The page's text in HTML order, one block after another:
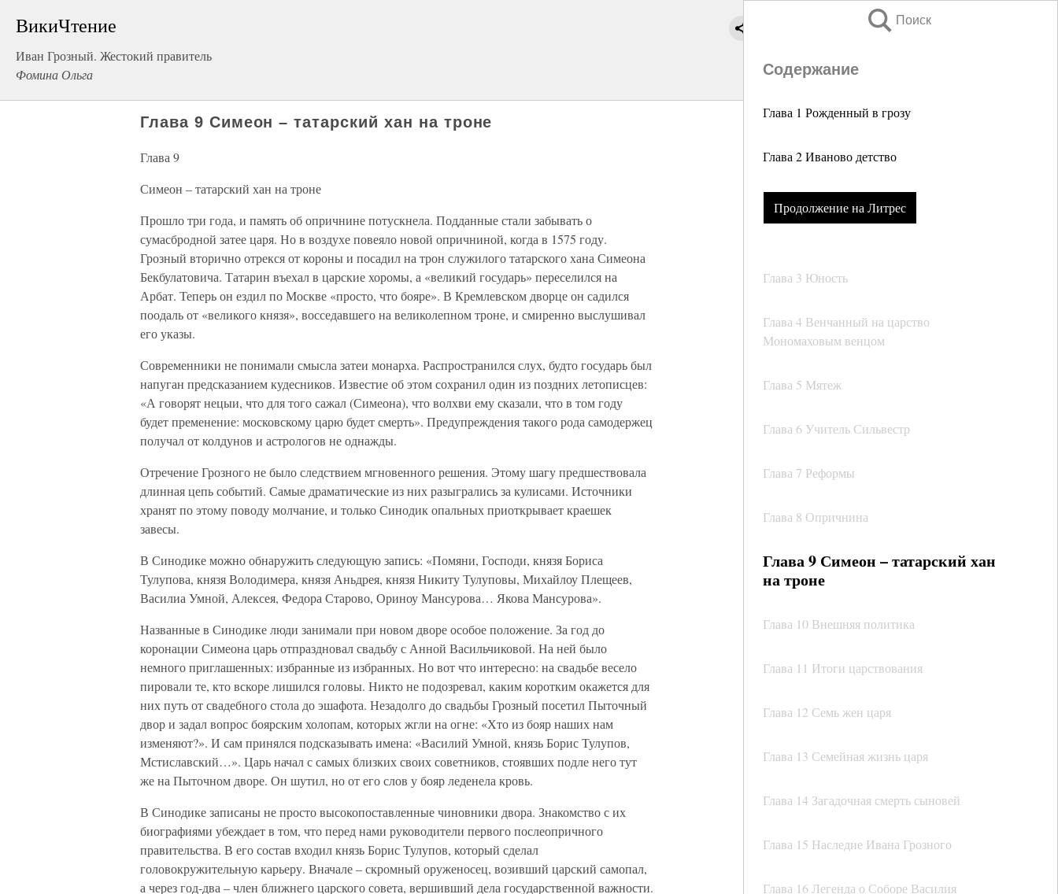
ВикиЧтение
Иван Грозный. Жестокий правитель
Фомина Ольга
Поиск
Содержание
Глава 1 Рожденный в грозу
Глава 2 Иваново детство
Продолжение на Литрес
Глава 3 Юность
Глава 4 Венчанный на царство
Мономаховым венцом
Глава 5 Мятеж
Глава 6 Учитель Сильвестр
Глава 7 Реформы
Глава 8 Опричнина
Глава 9 Симеон – татарский хан
на троне
Глава 10 Внешняя политика
Глава 11 Итоги царствования
Глава 12 Семь жен царя
Глава 13 Семейная жизнь царя
Глава 14 Загадочная смерть сыновей
Глава 15 Наследие Ивана Грозного
Глава 16 Легенда о Соборе Василия
Глава 9 Симеон – татарский хан на троне
Глава 9
Симеон – татарский хан на троне
Прошло три года, и память об опричнине потускнела. Подданные стали забывать о
сумасбродной затее царя. Но в воздухе повеяло новой опричниной, когда в 1575 году.
Грозный вторично отрекся от короны и посадил на трон служилого татарского хана Симеона
Бекбулатовича. Татарин въехал в царские хоромы, а «великий государь» переселился на
Арбат. Теперь он ездил по Москве «просто, что бояре». В Кремлевском дворце он садился
поодаль от «великого князя», восседавшего на великолепном троне, и смиренно выслушивал
его указы.
Современники не понимали смысла затеи монарха. Распространился слух, будто государь был
напуган предсказанием кудесников. Известие об этом сохранил один из поздних летописцев:
«А говорят нецыи, что для того сажал (Симеона), что волхви ему сказали, что в том году
будет пременение: московскому царю будет смерть». Предупреждения такого рода самодержец
получал от колдунов и астрологов не однажды.
Отречение Грозного не было следствием мгновенного решения. Этому шагу предшествовала
длинная цепь событий. Самые драматические из них разыгрались за кулисами. Источники
хранят по этому поводу молчание, и только Синодик опальных приоткрывает краешек
завесы.
В Синодике можно обнаружить следующую запись: «Помяни, Господи, князя Бориса
Тулупова, князя Володимера, князя Аньдрея, князя Никиту Тулуповы, Михайлоу Плещеев,
Василиа Умной, Алексея, Федора Старово, Ориноу Мансурова… Якова Мансурова».
Названные в Синодике люди занимали при новом дворе особое положение. За год до
коронации Симеона царь отпраздновал свадьбу с Анной Васильчиковой. На ней было
немного приглашенных: избранные из избранных. Но вот что интересно: на свадьбе весело
пировали те, кто вскоре лишился головы. Никто не подозревал, каким коротким окажется для
них путь от свадебного стола до эшафота. Незадолго до свадьбы Грозный посетил Пыточный
двор и задал вопрос боярским холопам, которых жгли на огне: «Хто из бояр наших нам
изменяют?». И сам принялся подсказывать имена: «Василий Умной, князь Борис Тулупов,
Мстиславский…». Царь начал с самых близких своих советников, стоявших подле него тут
же на Пыточном дворе. Он шутил, но от его слов у бояр леденела кровь.
В Синодике записаны не просто высокопоставленные чиновники двора. Знакомство с их
биографиями убеждает в том, что перед нами руководители первого послеопричного
правительства. В его состав входил князь Борис Тулупов, который сделал
головокружительную карьеру. Вначале – скромный оруженосец, возивший царский самопал,
а через год-два – член ближнего царского совета, вершивший дела государственной важности.